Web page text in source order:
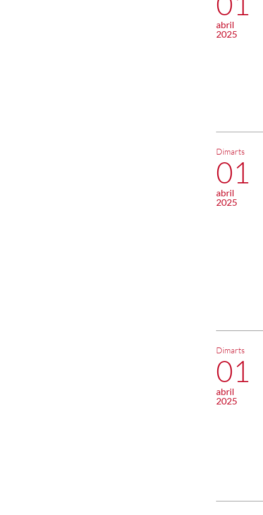
abril
2025
Dimarts
01
abril
2025
Dimarts
01
abril
2025